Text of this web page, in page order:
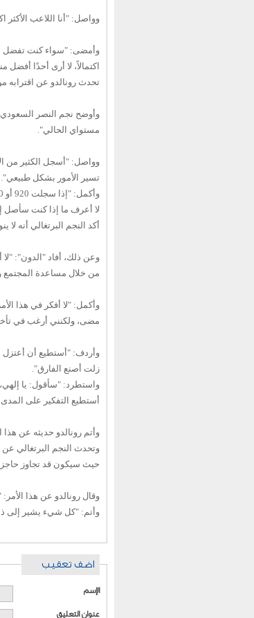
وواصل: "أنا اللاعب الأكثر
وأمضى: "سواء كنت تفضل
اكتمالاً، لا أرى أحدًا
تحدث رونالدو عن اقترابه من تسجيل 1000 هدف في مسيرته الكروية، حيث سجل 923
مستواي الحالي".
تسير الأمور بشكل طبيعي".
لا أعرف ما إذا كنت سأصل
أكد النجم البرتغالي أنه
وعن ذلك، أفاد "الدون":
من خلال مساعدة المجتمع
وأكمل: "لا أفكر في هذا
مضى، ولكنني أرغب في تأخيره
وأردف: "أستطيع أن أعتزل
زلت أصنع الفارق".
واستطرد: "سأقول: يا
أستطيع التفكير على
وأتم رونالدو حديثه عن هذا الأمر
حيث سيكون قد تجاوز حاجز الـ41
وقال رونالدو عن هذا
وأتم: "كل شيء يشير إلى
اضف تعقيب
الإسم
عنوان التعليق